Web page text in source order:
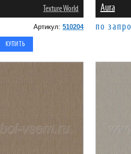
Texture World
Артикул:510204
Aura
по